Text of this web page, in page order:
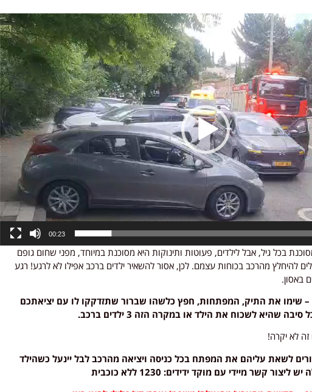
00:23
בכל גיל, אבל לילדים, פעוטות ותינוקות היא מסוכנת במיוחד, מפני שחום גופם
להיחלץ מהרכב בכוחות עצמם. לכן, אסור להשאיר ילדים ברכב אפילו לא לרגע! רגע
באסון.
– שימו את התיק, המפתחות, חפץ כלשהו שברור שתזדקקו לו עם יציאתכם
שהיא לשכוח את הילד או במקרה הזה 3 ילדים ברכב.
לא יקרה!
לשאת עליהם את המפתח בכל כניסה ויציאה מהרכב לבל יינעל כשהילד
קשר מיידי עם מוקד ידידים: 1230 ללא כוכבית